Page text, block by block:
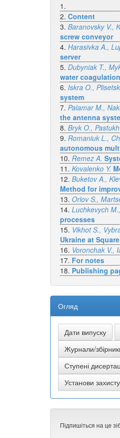
1.
2. Content
3. Baranovsky V.,
screw conveyor
4. Harasivka A.,
server
5. Dubyniak T.,
water coagulation
6. Iskra O.,
system
7. Palamar M.,
the antenna
8. Bryk O.,
9. Romaniuk L.,
autonomous
10. Remez A.
11. Kovalenko Y.
12. Buketov A.,
Method for
13. Orlov S.,
14. Luchkevych
processes
15. Vikhot S.,
Ukraine at
16. Voronchak V.,
17. For notes
18. Publishing
Огляд
Підпишіться на це